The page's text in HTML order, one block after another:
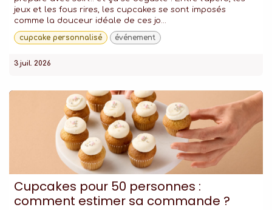
jeux et les fous rires, les cupcakes se sont imposés
comme la douceur idéale de ces jo...
cupcake personnalisé événement
3 juil. 2026
Cupcakes pour 50 personnes :
comment estimer sa commande ?